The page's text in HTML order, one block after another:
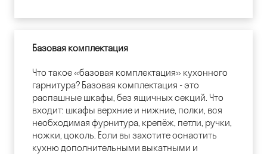
Базовая комплектация
Что такое «базовая комплектация» кухонного
гарнитура? Базовая комплектация - это
распашные шкафы, без ящичных секций. Что
входит: шкафы верхние и нижние, полки, вся
необходимая фурнитура, крепёж, петли, ручки,
ножки, цоколь. Если вы захотите оснастить
кухню дополнительными выкатными и